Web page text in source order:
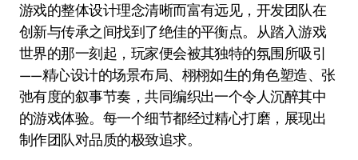
游戏的整体设计理念清晰而富有远见，开发团队在
创新与传承之间找到了绝佳的平衡点。从踏入游戏
世界的那一刻起，玩家便会被其独特的氛围所吸引
——精心设计的场景布局、栩栩如生的角色塑造、张
弛有度的叙事节奏，共同编织出一个令人沉醉其中
的游戏体验。每一个细节都经过精心打磨，展现出
制作团队对品质的极致追求。